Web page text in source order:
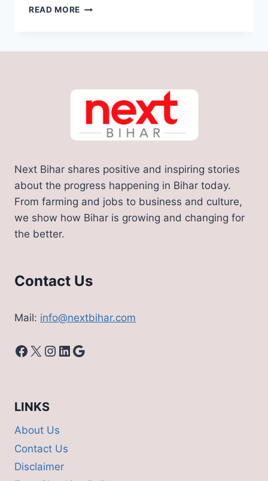
READ MORE पंजाब
किया
व्यापार,
रोजगार
देने
साथ
कर
Next Bihar shares positive and inspiring stories
about the progress happening in Bihar today.
From farming and jobs to business and culture,
we show how Bihar is growing and changing for
the better.
Contact Us
Mail: info@nextbihar.com
Facebook
X Instagram
LinkedIn
Google
LINKS
About Us
Contact Us
Disclaimer